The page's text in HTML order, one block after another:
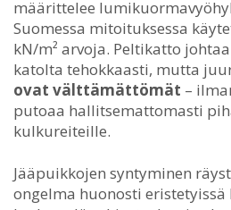
määrittelee
Suomessa mitoituksessa
kN/m² arvoja. Peltikatto
katolta tehokkaasti, mutta
ovat välttämättömät –
putoaa hallitsemattomasti
kulkureiteille.
Jääpuikkojen syntyminen
ongelma huonosti eristetyissä